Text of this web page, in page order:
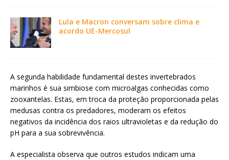
Lula e Macron conversam sobre clima e
acordo UE-Mercosul
A segunda habilidade fundamental destes invertebrados
marinhos é sua simbiose com microalgas conhecidas como
zooxantelas. Estas, em troca da proteção proporcionada pelas
medusas contra os predadores, moderam os efeitos
negativos da incidência dos raios ultravioletas e da redução do
pH para a sua sobrevivência.
A especialista observa que outros estudos indicam uma